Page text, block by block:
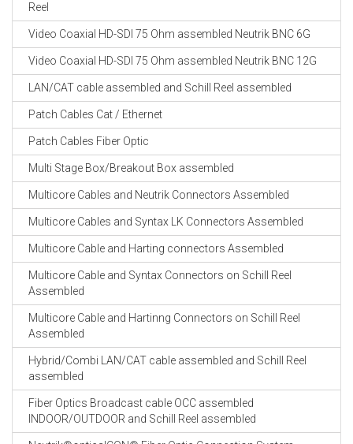
Reel
Video Coaxial HD-SDI 75 Ohm assembled Neutrik BNC 6G
Video Coaxial HD-SDI 75 Ohm assembled Neutrik BNC 12G
LAN/CAT cable assembled and Schill Reel assembled
Patch Cables Cat / Ethernet
Patch Cables Fiber Optic
Multi Stage Box/Breakout Box assembled
Multicore Cables and Neutrik Connectors Assembled
Multicore Cables and Syntax LK Connectors Assembled
Multicore Cable and Harting connectors Assembled
Multicore Cable and Syntax Connectors on Schill Reel
Assembled
Multicore Cable and Hartinng Connectors on Schill Reel
Assembled
Hybrid/Combi LAN/CAT cable assembled and Schill Reel
assembled
Fiber Optics Broadcast cable OCC assembled
INDOOR/OUTDOOR and Schill Reel assembled